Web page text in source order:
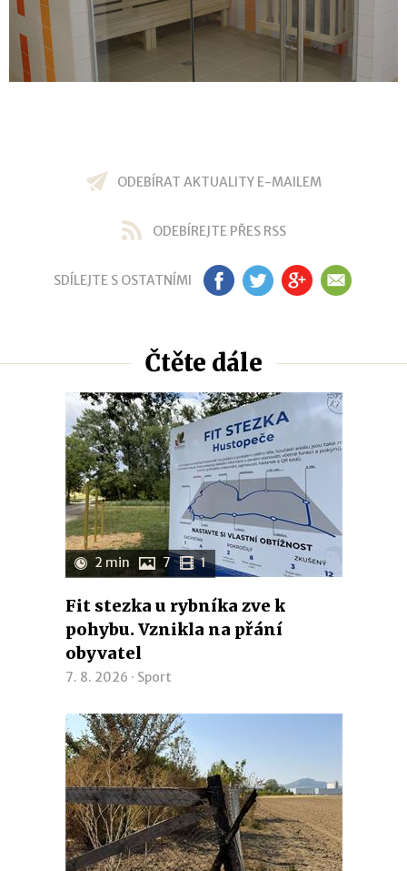
ODEBÍRAT AKTUALITY E-MAILEM
ODEBÍREJTE PŘES RSS
SDÍLEJTE S OSTATNÍMI FB TW GP EM
Čtěte dále
2 min 7 1
Fit stezka u rybníka zve k
pohybu. Vznikla na přání
obyvatel
7. 8. 2026 · Sport